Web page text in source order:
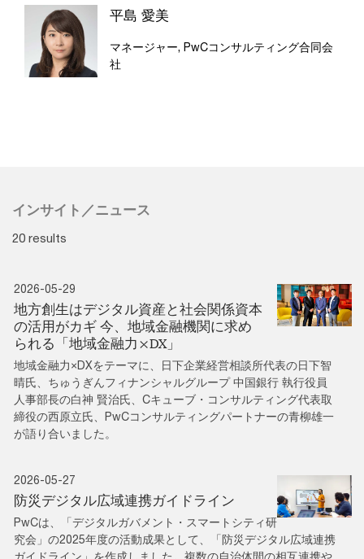
平島 愛美
マネージャー, PwCコンサルティング合同会
社
インサイト／ニュース
20 results
2026-05-29
地方創生はデジタル資産と社会関係資本
の活用がカギ 今、地域金融機関に求め
られる「地域金融力×DX」
地域金融力×DXをテーマに、日下企業経営相談所代表の日下智
晴氏、ちゅうぎんフィナンシャルグループ 中国銀行 執行役員
人事部長の白神 賢治氏、Cキューブ・コンサルティング代表取
締役の西原立氏、PwCコンサルティングパートナーの青柳雄一
が語り合いました。
2026-05-27
防災デジタル広域連携ガイドライン
PwCは、「デジタルガバメント・スマートシティ研
究会」の2025年度の活動成果として、「防災デジタル広域連携
ガイドライン」を作成しました。複数の自治体間の相互連携や